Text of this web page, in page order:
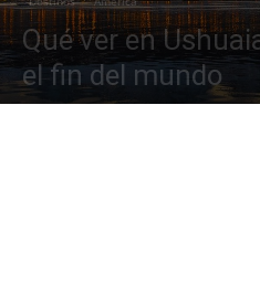
Qué ver en
el fin del mundo